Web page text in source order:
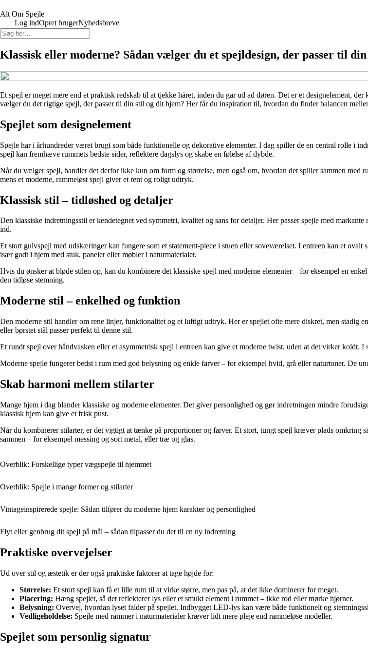
Alt Om Spejle
Log indOpret brugerNyhedsbreve
Klassisk eller moderne? Sådan vælger du et spejldesign, der passer til
Et spejl er meget mere end et praktisk redskab til at tjekke håret, inden du går ud ad døren. Det er et designelement,
vælger du det rigtige spejl, der passer til din stil og dit hjem? Her får du inspiration til, hvordan du finder balancen
Spejlet som designelement
Spejle har i århundreder været brugt som både funktionelle og dekorative elementer. I dag spiller de en central rolle i
spejl kan fremhæve rummets bedste sider, reflektere dagslys og skabe en følelse af dybde.
Når du vælger spejl, handler det derfor ikke kun om form og størrelse, men også om, hvordan det spiller sammen med
mens et moderne, rammeløst spejl giver et rent og roligt udtryk.
Klassisk stil – tidløshed og detaljer
Den klassiske indretningsstil er kendetegnet ved symmetri, kvalitet og sans for detaljer. Her passer spejle med
ind.
Et stort gulvspejl med udskæringer kan fungere som et statement-piece i stuen eller soveværelset. I entreen kan et
især godt i hjem med stuk, paneler eller møbler i naturmaterialer.
Hvis du ønsker at bløde stilen op, kan du kombinere det klassiske spejl med moderne elementer – for eksempel en
den tidløse stemning.
Moderne stil – enkelhed og funktion
Den moderne stil handler om rene linjer, funktionalitet og et luftigt udtryk. Her er spejlet ofte mere diskret, men stadig
eller børstet stål passer perfekt til denne stil.
Et rundt spejl over håndvasken eller et asymmetrisk spejl i entreen kan give et moderne twist, uden at det virker koldt.
Moderne spejle fungerer bedst i rum med god belysning og enkle farver – for eksempel hvid, grå eller naturtoner. De
Skab harmoni mellem stilarter
Mange hjem i dag blander klassiske og moderne elementer. Det giver personlighed og gør indretningen mindre
klassisk hjem kan give et frisk pust.
Når du kombinerer stilarter, er det vigtigt at tænke på proportioner og farver. Et stort, tungt spejl kræver plads omkring
sammen – for eksempel messing og sort metal, eller træ og glas.
Overblik: Forskellige typer vægspejle til hjemmet
Overblik: Spejle i mange former og stilarter
Vintageinspirerede spejle: Sådan tilfører du moderne hjem karakter og personlighed
Flyt eller genbrug dit spejl på mål – sådan tilpasser du det til en ny indretning
Praktiske overvejelser
Ud over stil og æstetik er der også praktiske faktorer at tage højde for:
Størrelse: Et stort spejl kan få et lille rum til at virke større, men pas på, at det ikke dominerer for meget.
Placering: Hæng spejlet, så det reflekterer lys eller et smukt element i rummet – ikke rod eller mørke hjørner.
Belysning: Overvej, hvordan lyset falder på spejlet. Indbygget LED-lys kan være både funktionelt og
Vedligeholdelse: Spejle med rammer i naturmaterialer kræver lidt mere pleje end rammeløse modeller.
Spejlet som personlig signatur